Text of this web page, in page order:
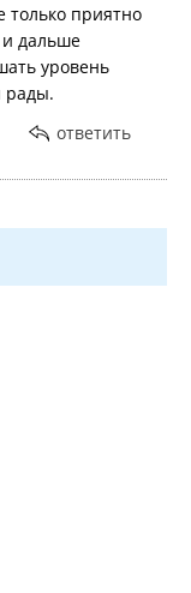
только приятно
дальше
уровень
рады.
ответить